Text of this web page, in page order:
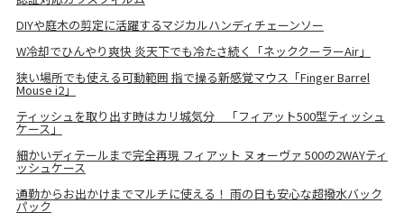
DIYや庭木の剪定に活躍するマジカルハンディチェーンソー
W冷却でひんやり爽快 炎天下でも冷たさ続く「ネッククーラーAir」
狭い場所でも使える可動範囲 指で操る新感覚マウス「Finger Barrel
Mouse i2」
ティッシュを取り出す時はカリ城気分 「フィアット500型ティッシュ
ケース」
細かいディテールまで完全再現 フィアット ヌォーヴァ 500の2WAYティ
ッシュケース
通勤からお出かけまでマルチに使える！ 雨の日も安心な超撥水バック
パック